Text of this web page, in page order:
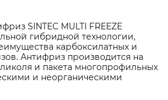
SINTEC MULTI FREEZE
гибридной технологии,
карбоксилатных и
Антифриз производится на
и пакета многопрофильных
и неорганическими